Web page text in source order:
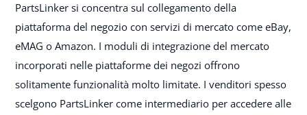
PartsLinker si concentra sul collegamento della
piattaforma del negozio con servizi di mercato come eBay,
eMAG o Amazon. I moduli di integrazione del mercato
incorporati nelle piattaforme dei negozi offrono
solitamente funzionalità molto limitate. I venditori spesso
scelgono PartsLinker come intermediario per accedere alle